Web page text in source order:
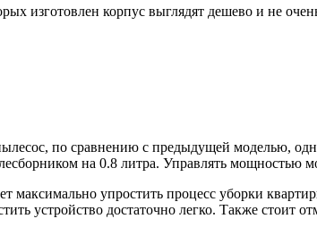
изготовлен корпус выглядят дешево и не
по сравнению с предыдущей моделью,
на 0.8 литра. Управлять мощностью
максимально упростить процесс уборки
устройство достаточно легко. Также